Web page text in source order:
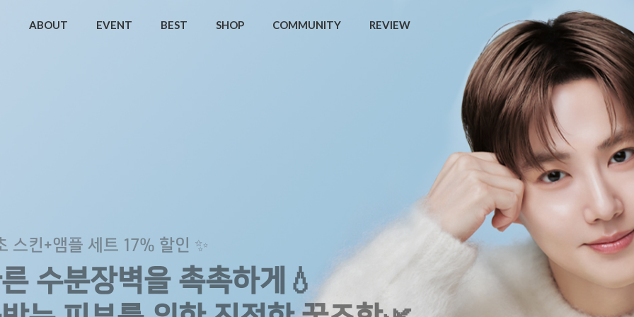
ABOUT EVENT BEST SHOP COMMUNITY REVIEW
초 스킨+앰플 세트 17% 할인 ✨
른 수분장벽을 촉촉하게💧